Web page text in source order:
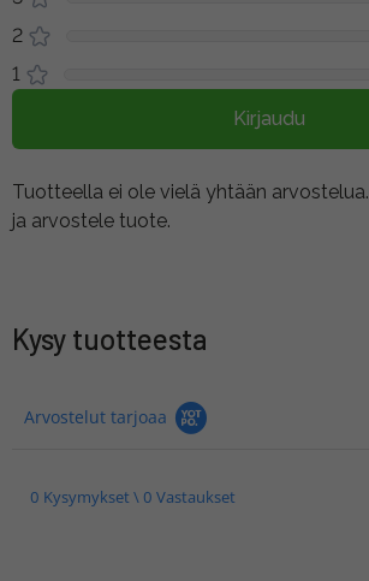
2
1
Kirjaudu
Tuotteella ei ole vielä yhtään arvostelua.
ja arvostele tuote.
Kysy tuotteesta
Arvostelut tarjoaa
0 Kysymykset \ 0 Vastaukset